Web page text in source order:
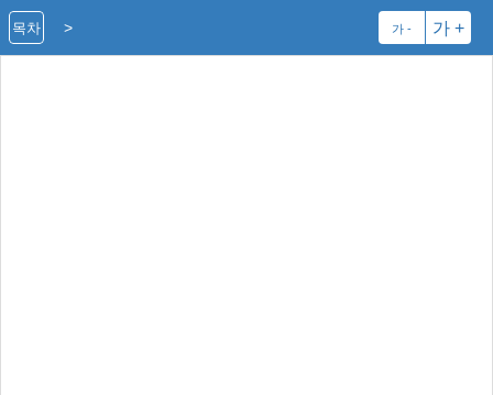
> 가 - 가 +
목차